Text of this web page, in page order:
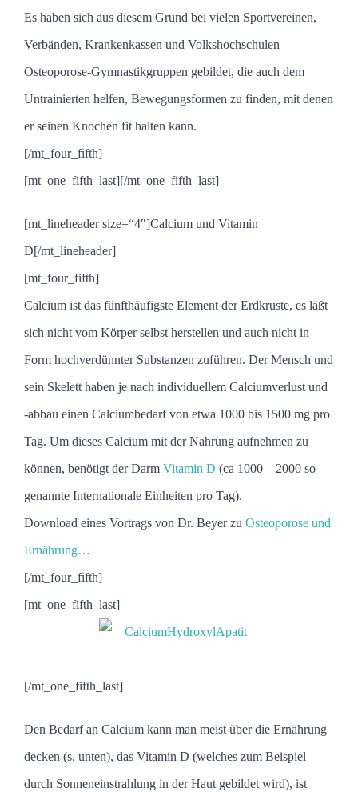
Es haben sich aus diesem Grund bei vielen Sportvereinen,
Verbänden, Krankenkassen und Volkshochschulen
Osteoporose-Gymnastikgruppen gebildet, die auch dem
Untrainierten helfen, Bewegungsformen zu finden, mit denen
er seinen Knochen fit halten kann.
[/mt_four_fifth]
[mt_one_fifth_last][/mt_one_fifth_last]
[mt_lineheader size=“4″]Calcium und Vitamin
D[/mt_lineheader]
[mt_four_fifth]
Calcium ist das fünfthäufigste Element der Erdkruste, es läßt
sich nicht vom Körper selbst herstellen und auch nicht in
Form hochverdünnter Substanzen zuführen. Der Mensch und
sein Skelett haben je nach individuellem Calciumverlust und
-abbau einen Calciumbedarf von etwa 1000 bis 1500 mg pro
Tag. Um dieses Calcium mit der Nahrung aufnehmen zu
können, benötigt der Darm Vitamin D (ca 1000 – 2000 so
genannte Internationale Einheiten pro Tag).
Download eines Vortrags von Dr. Beyer zu Osteoporose und
Ernährung…
[/mt_four_fifth]
[mt_one_fifth_last]
[/mt_one_fifth_last]
Den Bedarf an Calcium kann man meist über die Ernährung
decken (s. unten), das Vitamin D (welches zum Beispiel
durch Sonneneinstrahlung in der Haut gebildet wird), ist